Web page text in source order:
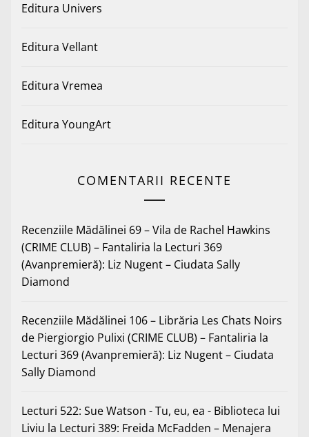
Editura Univers
Editura Vellant
Editura Vremea
Editura YoungArt
COMENTARII RECENTE
Recenziile Mădălinei 69 – Vila de Rachel Hawkins
(CRIME CLUB) – Fantaliria la Lecturi 369
(Avanpremieră): Liz Nugent – Ciudata Sally
Diamond
Recenziile Mădălinei 106 – Librăria Les Chats Noirs
de Piergiorgio Pulixi (CRIME CLUB) – Fantaliria la
Lecturi 369 (Avanpremieră): Liz Nugent – Ciudata
Sally Diamond
Lecturi 522: Sue Watson - Tu, eu, ea - Biblioteca lui
Liviu la Lecturi 389: Freida McFadden – Menajera